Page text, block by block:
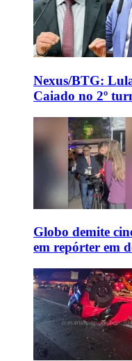
Nexus/BTG:
Caiado no 2º
Globo demite
em repórter em